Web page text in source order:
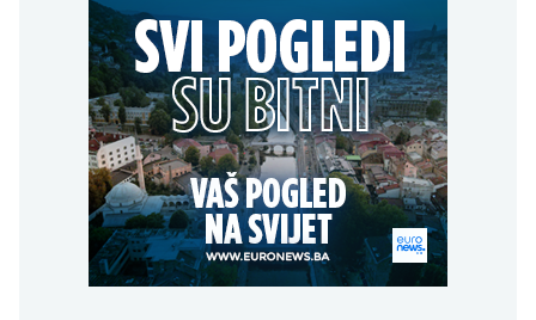
zbog isticanja zastave sa
ljiljanima
CRNA HRONIKA
Muškarac iz Novog
Grada sankcionisan
zbog isticanja zastave sa
ljiljanima
Spajić odbacio
mogućnost EU za
gradnju migrantskih
centara u Crnoj Gori
teško pogođen' ako ne
otvori Hormuški moreuz
'veoma brzo'
AKTUELNO
Stotine ljudi na granici
Maroka i Seute tragaju za
nestalim članovima
porodica
na Mjesec
TEHNOLOGIJA
Britanska kraljevska
kovnica iz elektronskog
otpada izdvaja zlato